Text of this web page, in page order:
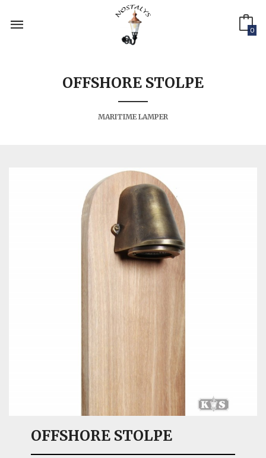
innholdet
0
OFFSHORE STOLPE
MARITIME LAMPER
OFFSHORE STOLPE